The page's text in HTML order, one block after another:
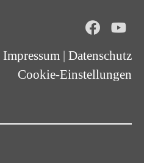
Impressum
Datenschutz
Cookie-Einstellungen